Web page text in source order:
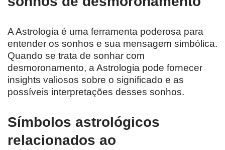
A Astrologia é uma ferramenta poderosa para
entender os sonhos e sua mensagem simbólica.
Quando se trata de sonhar com
desmoronamento, a Astrologia pode fornecer
insights valiosos sobre o significado e as
possíveis interpretações desses sonhos.
Símbolos astrológicos
relacionados ao